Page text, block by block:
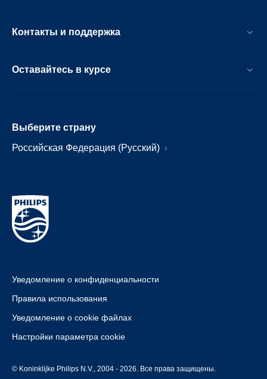
Контакты и поддержка
Оставайтесь в курсе
Выберите страну
Российская Федерация (Русский)
Уведомление о конфиденциальности
Правила использования
Уведомление о cookie файлах
Настройки параметра cookie
© Koninklijke Philips N.V., 2004 - 2026. Все права защищены.